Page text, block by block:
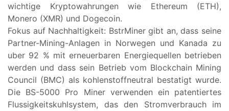
wichtige Kryptowahrungen wie Ethereum (ETH),
Monero (XMR) und Dogecoin.
Fokus auf Nachhaltigkeit: BstrMiner gibt an, dass seine
Partner-Mining-Anlagen in Norwegen und Kanada zu
uber 92 % mit erneuerbaren Energiequellen betrieben
werden und dass sein Betrieb vom Blockchain Mining
Council (BMC) als kohlenstoffneutral bestatigt wurde.
Die BS-5000 Pro Miner verwenden ein patentiertes
Flussigkeitskuhlsystem, das den Stromverbrauch im